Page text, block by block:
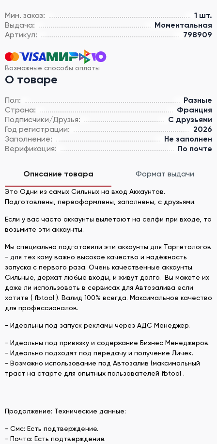
Мин. заказ:
1 шт.
Выдача:
Моментальная
Артикул:
798909
Возможные способы оплаты
О товаре
Пол:
Разные
Страна:
Франция
Подписчики/Друзья:
С друзьями
Год регистрации:
2026
Заполнение:
Не заполнен
Верификация:
По почте
Описание товара Формат выдачи
Это Одни из самых Cильных на вход Аккаунтов.
Подготовлены, переоформлены, заполнены, с друзьями.
Если у вас часто аккаунты вылетают на селфи при входе, то
возьмите эти аккаунты.
Мы специально подготовили эти аккаунты для Таргетологов
- для тех кому важно высокое качество и надёжность
запуска с первого раза. Очень качественные аккаунты.
Сильные, держат любые входы, и живут долго. Вы можете их
даже ли использовать в сервисах для Автозалива если
хотите ( fbtool ). Валид 100% всегда. Максимальное качество
для профессионалов.
- Идеальны под запуск рекламы через АДС Менеджер.
- Идеальны под привязку и содержание Бизнес Менеджеров.
- Идеально подходят под передачу и получение Личек.
- Возможно использование под Автозалив (максимальный
траст на старте для опытных пользователей fbtool .
Продолжение: Технические данные:
- Смс: Есть подтверждение.
- Почта: Есть подтверждение.